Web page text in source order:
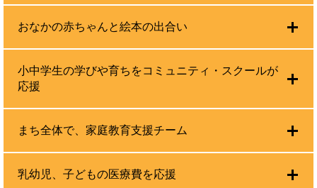
おなかの赤ちゃんと絵本の出合い
小中学生の学びや育ちをコミュニティ・スクールが
応援
まち全体で、家庭教育支援チーム
乳幼児、子どもの医療費を応援